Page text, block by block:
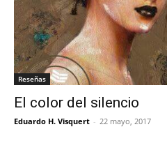
Reseñas
El color del silencio
Eduardo H. Visquert - 22 mayo, 2017